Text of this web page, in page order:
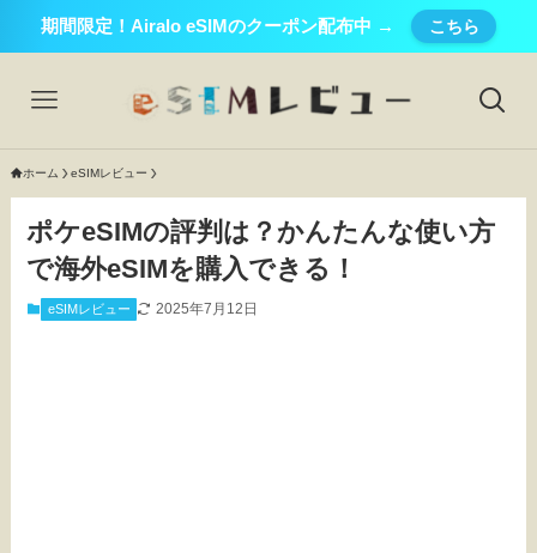
期間限定！Airalo eSIMのクーポン配布中 → こちら
ホーム eSIMレビュー
ポケeSIMの評判は？かんたんな使い方
で海外eSIMを購入できる！
eSIMレビュー 2025年7月12日